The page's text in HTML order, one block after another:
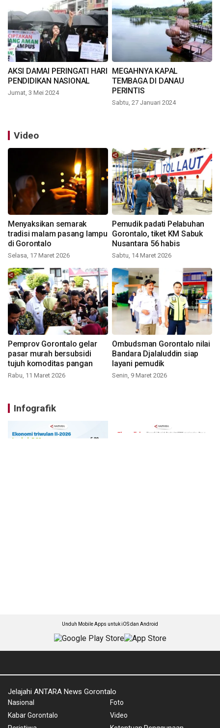
AKSI DAMAI PERINGATI HARI
PENDIDIKAN NASIONAL
Jumat, 3 Mei 2024
MEGAHNYA KAPAL
TEMBAGA DI DANAU
PERINTIS
Sabtu, 27 Januari 2024
Video
Menyaksikan semarak
tradisi malam pasang lampu
di Gorontalo
Selasa, 17 Maret 2026
Pemudik padati Pelabuhan
Gorontalo, tiket KM Sabuk
Nusantara 56 habis
Sabtu, 14 Maret 2026
Pemprov Gorontalo gelar
pasar murah bersubsidi
tujuh komoditas pangan
Rabu, 11 Maret 2026
Ombudsman Gorontalo nilai
Bandara Djalaluddin siap
layani pemudik
Senin, 9 Maret 2026
Infografik
Unduh Mobile Apps untuk iOS dan Android
Jelajahi ANTARA News Gorontalo
Nasional
Kabar Gorontalo
Foto
Video